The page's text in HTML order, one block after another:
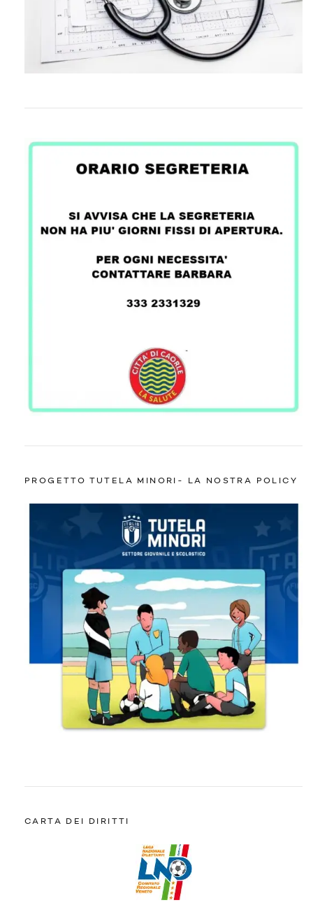
PROGETTO TUTELA MINORI- LA NOSTRA POLICY
CARTA DEI DIRITTI